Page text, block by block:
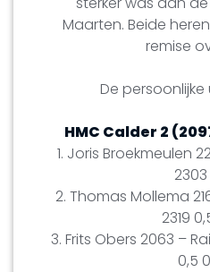
Maarten. Beide
remise
De persoonlijke
HMC Calder 2
1. Joris Broekmeulen
2303
2. Thomas Mollema
2319
3. Frits Obers 2063 –
0,5